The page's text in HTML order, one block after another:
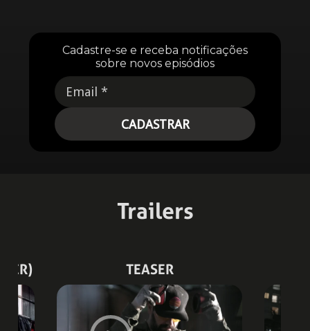
Cadastre-se e receba notificações
sobre novos episódios
CADASTRAR
Trailers
TEASER